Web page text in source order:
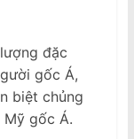
đặc
gốc Á,
biệt chủng
gốc Á.